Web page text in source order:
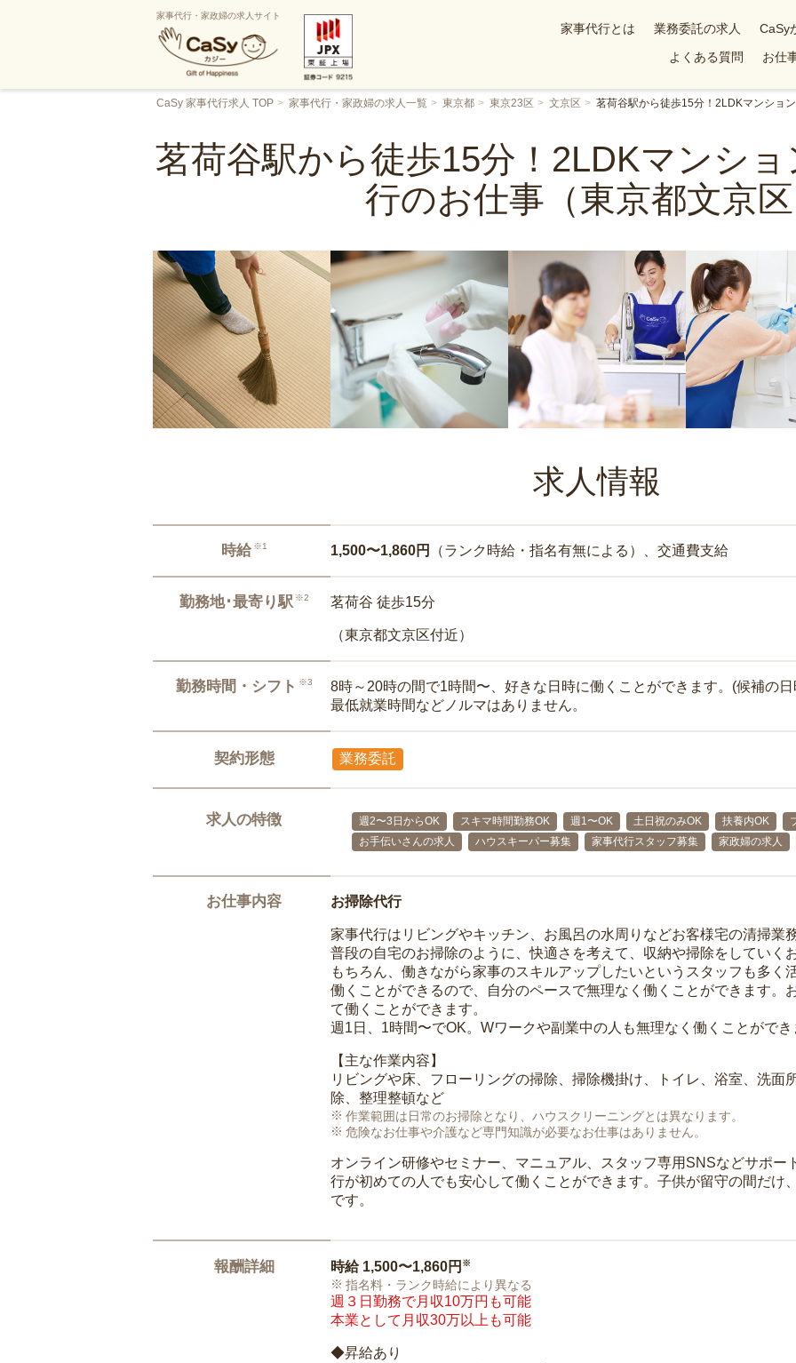
家事代行・家政婦の求人サイト
家事代行とは 業務委託の求人 CaSy
よくある質問
お仕
CaSy 家事代行求人 TOP 家事代行・家政婦の求人一覧 東京都 東京23区 文京区 茗荷谷駅から徒歩15分！2LDKマンショ
茗荷谷駅から徒歩15分！2LDKマンシ
行のお仕事（東京都文京区
求人情報
時給 ※1 1,500〜1,860円 （ランク時給・指名有無による）、交通費支給
勤務地･最寄り駅 ※2 茗荷谷 徒歩15分
（東京都文京区付近）
勤務時間・シフト ※3
8時～20時の間で1時間〜、好きな日時に働くことができます。(候補の
最低就業時間などノルマはありません。
契約形態 業務委託
求人の特徴 週2〜3日からOK スキマ時間勤務OK 週1〜OK 土日祝のみOK 扶養内OK
お手伝いさんの求人
ハウスキーパー募集 家事代行スタッフ募集 家政婦の求人
お仕事内容 お掃除代行
家事代行はリビングやキッチン、お風呂の水周りなどお客様宅の清掃業務
普段の自宅のお掃除のように、快適さを考えて、収納や掃除をしていく
もちろん、働きながら家事のスキルアップしたいというスタッフも多く
働くことができるので、自分のペースで無理なく働くことができます。
て働くことができます。
週1日、1時間〜でOK。Wワークや副業中の人も無理なく働くことができ
【主な作業内容】
リビングや床、フローリングの掃除、掃除機掛け、トイレ、浴室、洗面
除、整理整頓など
作業範囲は日常のお掃除となり、ハウスクリーニングとは異なります。
危険なお仕事や介護など専門知識が必要なお仕事はありません。
オンライン研修やセミナー、マニュアル、スタッフ専用SNSなどサポー
行が初めての人でも安心して働くことができます。子供が留守の間だけ
です。
報酬詳細 時給 1,500〜1,860円 ※
指名料・ランク時給により異なる
週３日勤務で月収10万円も可能
本業として月収30万以上も可能
◆昇給あり